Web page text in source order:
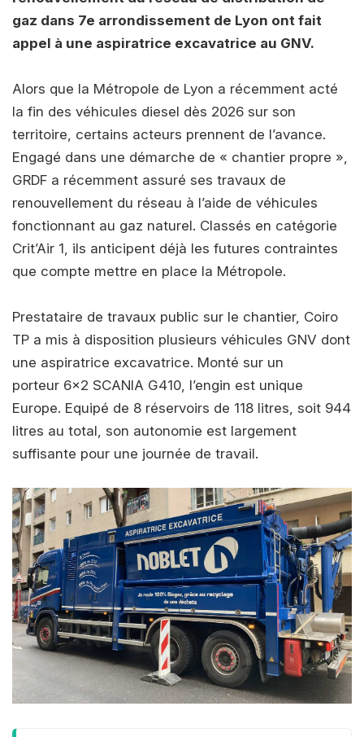
gaz dans 7e arrondissement de Lyon ont fait
appel à une aspiratrice excavatrice au GNV.
Alors que la Métropole de Lyon a récemment acté
la fin des véhicules diesel dès 2026 sur son
territoire, certains acteurs prennent de l’avance.
Engagé dans une démarche de « chantier propre »,
GRDF a récemment assuré ses travaux de
renouvellement du réseau à l’aide de véhicules
fonctionnant au gaz naturel. Classés en catégorie
Crit’Air 1, ils anticipent déjà les futures contraintes
que compte mettre en place la Métropole.
Prestataire de travaux public sur le chantier, Coiro
TP a mis à disposition plusieurs véhicules GNV dont
une aspiratrice excavatrice. Monté sur un
porteur 6x2 SCANIA G410, l’engin est unique
Europe. Equipé de 8 réservoirs de 118 litres, soit 944
litres au total, son autonomie est largement
suffisante pour une journée de travail.